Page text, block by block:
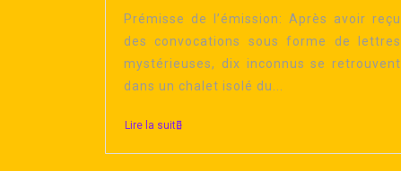
Prémisse de l’émission: Après avoir reçu
des convocations sous forme de lettres
mystérieuses, dix inconnus se retrouvent
dans un chalet isolé du...
Lire la suite